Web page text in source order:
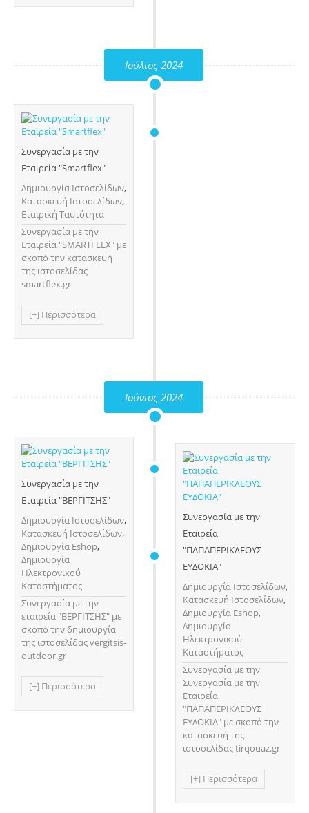
Ιούλιος 2024
Συνεργασία με την
Εταιρεία "Smartflex"
Δημιουργία Ιστοσελίδων,
Κατασκευή Ιστοσελίδων,
Εταιρική Ταυτότητα
Συνεργασία με την
Εταιρεία "SMARTFLEX" με
σκοπό την κατασκευή
της ιστοσελίδας
smartflex.gr
[+] Περισσότερα
Ιούνιος 2024
Συνεργασία με την
Εταιρεία "ΒΕΡΓΙΤΣΗΣ"
Δημιουργία Ιστοσελίδων,
Κατασκευή Ιστοσελίδων,
Δημιουργία Eshop,
Δημιουργία
Ηλεκτρονικού
Καταστήματος
Συνεργασία με την
εταιρεία "ΒΕΡΓΙΤΣΗΣ" με
σκοπό την δημιουργία
της ιστοσελίδας vergitsis-
outdoor.gr
[+] Περισσότερα
Συνεργασία με την
Εταιρεία
"ΠΑΠΑΠΕΡΙΚΛΕΟΥΣ
ΕΥΔΟΚΙΑ"
Δημιουργία Ιστοσελίδων,
Κατασκευή Ιστοσελίδων,
Δημιουργία Eshop,
Δημιουργία
Ηλεκτρονικού
Καταστήματος
Συνεργασία με την
Συνεργασία με την
Εταιρεία
"ΠΑΠΑΠΕΡΙΚΛΕΟΥΣ
ΕΥΔΟΚΙΑ" με σκοπό την
κατασκευή της
ιστοσελίδας tirqouaz.gr
[+] Περισσότερα